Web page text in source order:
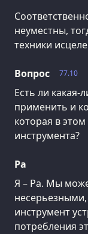
неуместны,
техники
77.10
Вопрос
Есть ли
применить и
которая в
инструмента?
Ра
Я – Ра. Мы
инструмент
потребления